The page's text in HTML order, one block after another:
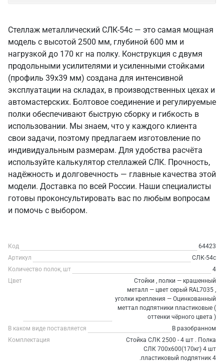
Стеллаж металлический СЛК-54c — это самая мощная
модель с высотой 2500 мм, глубиной 600 мм и
нагрузкой до 170 кг на полку. Конструкция с двумя
продольными усилителями и усиленными стойками
(профиль 39х39 мм) создана для интенсивной
эксплуатации на складах, в производственных цехах и
автомастерских. Болтовое соединение и регулируемые
полки обеспечивают быструю сборку и гибкость в
использовании. Мы знаем, что у каждого клиента
свои задачи, поэтому предлагаем изготовление по
индивидуальным размерам. Для удобства расчёта
используйте калькулятор стеллажей СЛК. Прочность,
надёжность и долговечность — главные качества этой
модели. Доставка по всей России. Наши специалисты
готовы проконсультировать вас по любым вопросам
и помочь с выбором.
Код
64423
Артикул
СЛК-54c
Количество полок, шт
4
Цвет
Стойки , полки — крашенный
металл — цвет серый RAL7035 ,
уголки крепления — Оцинкованный
меттал подпятники пластиковые (
оттенки чёрного цвета )
В каком виде поставляется
В разобранном
Комплектация
Стойка СЛК 2500 - 4 шт . Полка
СЛК 700х600(170кг) 4 шт
.пластиковый подпятник 4